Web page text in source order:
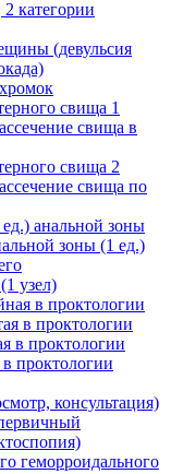
категории
(девульсия
свища 1
свища в
свища 2
свища по
анальной зоны
зоны (1 ед.)
узел)
в проктологии
в проктологии
в проктологии
в проктологии
консультация)
геморроидального